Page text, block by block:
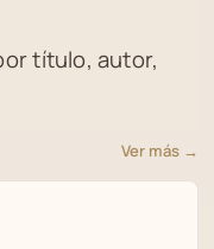
título, autor,
Ver más →